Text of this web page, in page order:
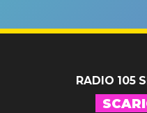
RADIO 105